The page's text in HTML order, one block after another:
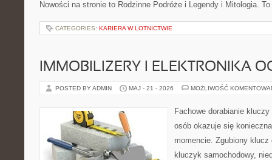
Nowości na stronie to Rodzinne Podróże i Legendy i Mitologia.
CATEGORIES: KARIERA W LOTNICTWIE
IMMOBILIZERY I ELEKTRONIKA
POSTED BY ADMIN MAJ - 21 - 2026 MOŻLIWOŚĆ
Fachowe dorabianie
osób okazuje się
momencie. Zgubiony
kluczyk samochodowy,